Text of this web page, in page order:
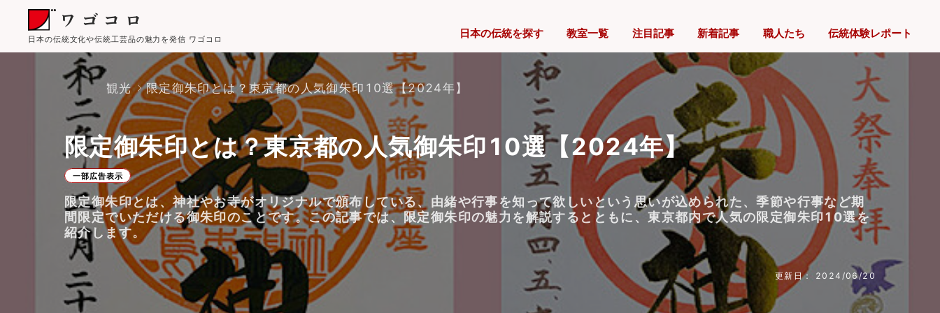
日本の伝統文化や伝統工芸品の魅力を発信 ワゴコロ 日本の伝統を探す 教室一覧 注目記事 新着記事 職人たち 伝統体験レポート
観光 限定御朱印とは？東京都の人気御朱印10選【2024年】
限定御朱印とは？東京都の人気御朱印10選【2024年】
一部広告表示
限定御朱印とは、神社やお寺がオリジナルで頒布している、由緒や行事を知って欲しいという思いが込められた、季節や行事など期
間限定でいただける御朱印のことです。この記事では、限定御朱印の魅力を解説するとともに、東京都内で人気の限定御朱印10選を
紹介します。
更新日： 2024/06/20